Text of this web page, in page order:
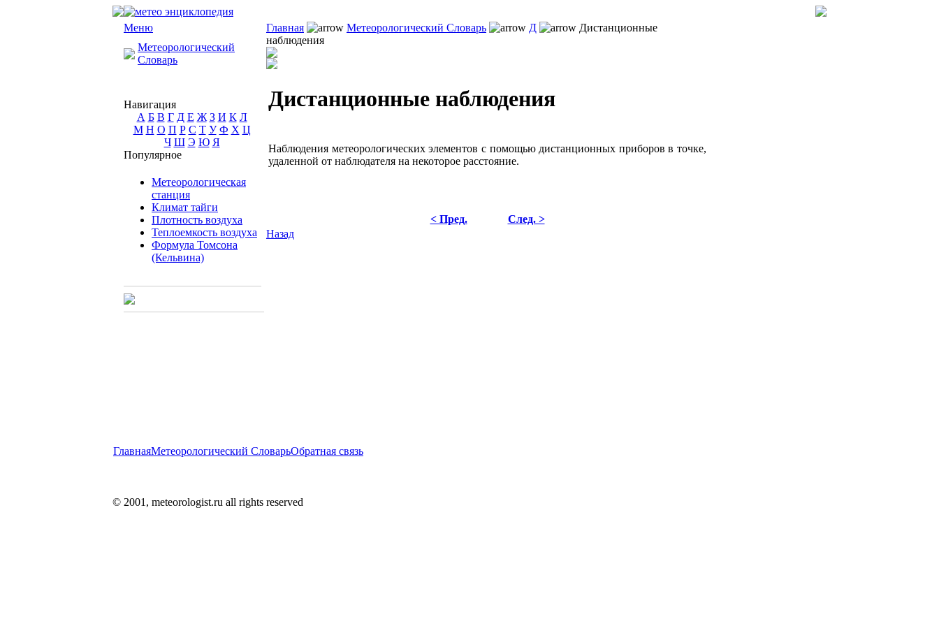
Меню
Метеорологический
Словарь
Навигация
А Б В Г Д Е Ж З И К Л
М Н О П Р С Т У Ф Х Ц
Ч Ш Э Ю Я
Популярное
Метеорологическая
станция
Климат тайги
Плотность воздуха
Теплоемкость воздуха
Формула Томсона
(Кельвина)
Главная Метеорологический Словарь Д
Дистанционные
наблюдения
Дистанционные наблюдения
Наблюдения метеорологических элементов с помощью дистанционных приборов в точке,
удаленной от наблюдателя на некоторое расстояние.
< Пред.
След. >
Назад
ГлавнаяМетеорологический СловарьОбратная связь
© 2001, meteorologist.ru all rights reserved